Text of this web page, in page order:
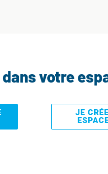
votre
JE